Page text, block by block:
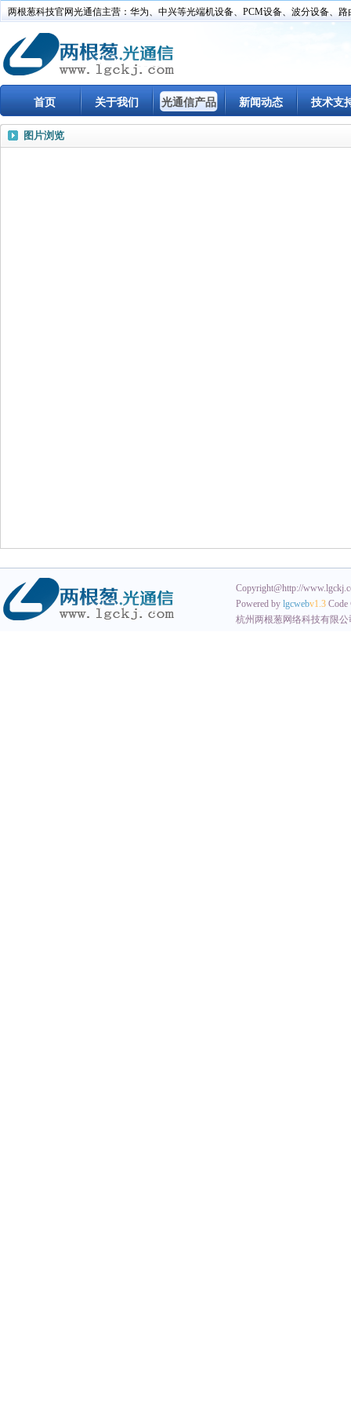
两根葱科技官网光通信主营：华为、中兴等光端机设备、PCM设备、波分设备、路
首页 关于我们 光通信产品 新闻动态 技术支
图片浏览
Copyright@http://
Powered by lgcwebv1.3
杭州两根葱网络科技有限